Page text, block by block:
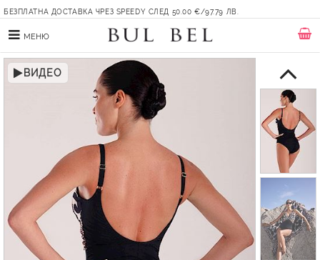
БЕЗПЛАТНА ДОСТАВКА ЧРЕЗ SPEEDY СЛЕД 50.00 €/97.79 ЛВ.
МЕНЮ
ВИДЕО